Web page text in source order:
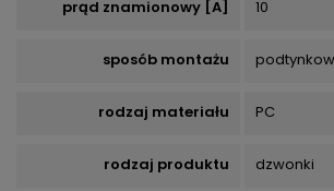
prąd znamionowy [A] 10
sposób montażu
rodzaj materiału PC
rodzaj produktu dzwonki